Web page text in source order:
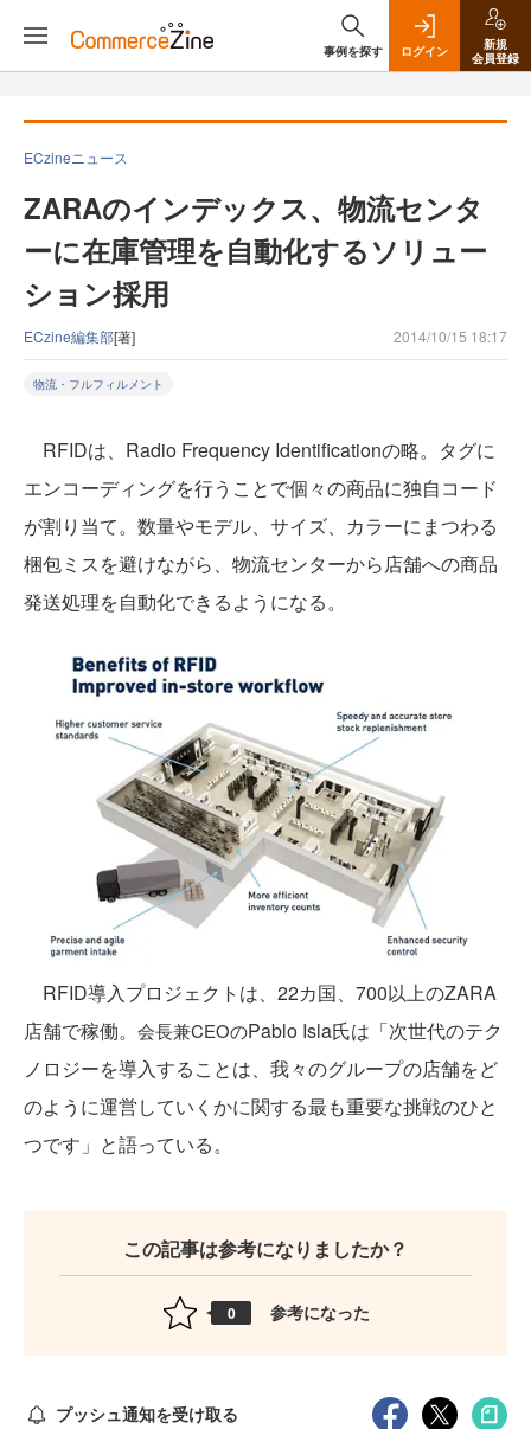
事例を探す ログイン
新規
会員登録
ECzineニュース
ZARAのインデックス、物流センタ
ーに在庫管理を自動化するソリュー
ション採用
ECzine編集部[著] 2014/10/15 18:17
物流・フルフィルメント
RFIDは、Radio Frequency Identificationの略。タグに
エンコーディングを行うことで個々の商品に独自コード
が割り当て。数量やモデル、サイズ、カラーにまつわる
梱包ミスを避けながら、物流センターから店舗への商品
発送処理を自動化できるようになる。
RFID導入プロジェクトは、22カ国、700以上のZARA
店舗で稼働。 会長兼CEOのPablo Isla氏は「次世代のテク
ノロジーを導入することは、我々のグループの店舗をど
のように運営していくかに関する最も重要な挑戦のひと
つです」と語っている。
この記事は参考になりましたか？
0 参考になった
プッシュ通知を受け取る